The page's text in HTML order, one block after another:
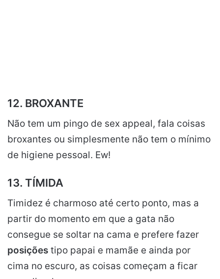
12. BROXANTE
Não tem um pingo de sex appeal, fala coisas
broxantes ou simplesmente não tem o mínimo
de higiene pessoal. Ew!
13. TÍMIDA
Timidez é charmoso até certo ponto, mas a
partir do momento em que a gata não
consegue se soltar na cama e prefere fazer
posições tipo papai e mamãe e ainda por
cima no escuro, as coisas começam a ficar